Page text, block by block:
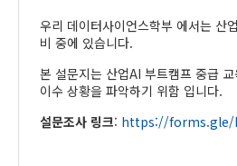
우리 데이터사이언스학부 에서는 산
비 중에 있습니다.
본 설문지는 산업AI 부트캠프 중급
이수 상황을 파악하기 위함 입니다.
설문조사 링크: https://forms.gle/